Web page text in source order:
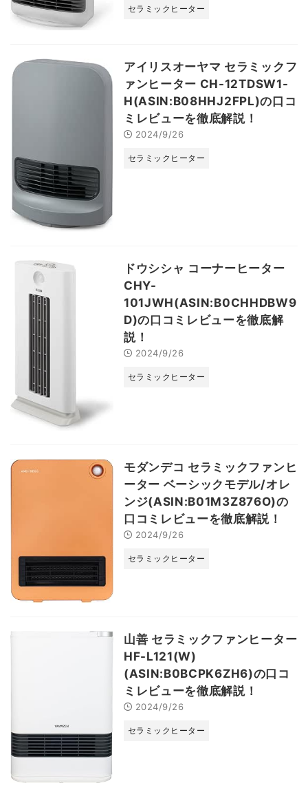
セラミックヒーター
アイリスオーヤマ セラミックフ
ァンヒーター CH-12TDSW1-
H(ASIN:B08HHJ2FPL)の口コ
ミレビューを徹底解説！
2024/9/26
セラミックヒーター
ドウシシャ コーナーヒーター
CHY-
101JWH(ASIN:B0CHHDBW9
D)の口コミレビューを徹底解
説！
2024/9/26
セラミックヒーター
モダンデコ セラミックファンヒ
ーター ベーシックモデル/オレ
ンジ(ASIN:B01M3Z876O)の
口コミレビューを徹底解説！
2024/9/26
セラミックヒーター
山善 セラミックファンヒーター
HF-L121(W)
(ASIN:B0BCPK6ZH6)の口コ
ミレビューを徹底解説！
2024/9/26
セラミックヒーター